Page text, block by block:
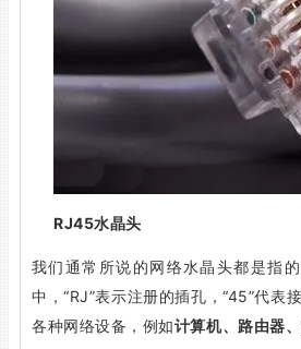
RJ45水晶头
我们通常所说的网络水晶头都是指
中，“RJ”表示注册的插孔，“45”代
各种网络设备，例如计算机、路由器